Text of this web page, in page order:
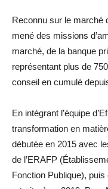
Reconnu sur le marché
mené des missions
marché, de la banque
représentant plus de
conseil en cumulé
En intégrant l’équipe
transformation en
débutée en 2015 avec
de l’ERAFP
Fonction Publique),